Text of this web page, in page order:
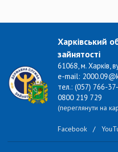
Харківський
зайнятості
61068, м. Харків,
e-mail:
тел.: (057) 766-
0800 219 729
(переглянути на
Facebook /